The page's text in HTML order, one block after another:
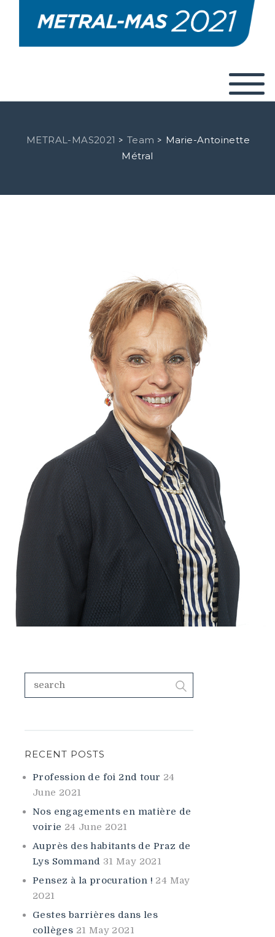
METRAL-MAS2021 > Team > Marie-Antoinette
Métral
RECENT POSTS
Profession de foi 2nd tour 24
June 2021
Nos engagements en matière de
voirie 24 June 2021
Auprès des habitants de Praz de
Lys Sommand 31 May 2021
Pensez à la procuration ! 24 May
2021
Gestes barrières dans les
collèges 21 May 2021